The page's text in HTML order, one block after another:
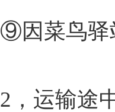
⑨因菜鸟驿
2，运输途